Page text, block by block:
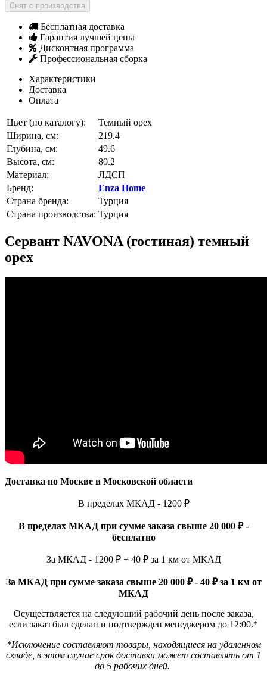
Снят с производства
Бесплатная доставка
Гарантия лучшей цены
Дисконтная программа
Профессиональная сборка
Характеристики
Доставка
Оплата
Цвет (по каталогу):
Темный орех
Ширина, см:
219.4
Глубина, см:
49.6
Высота, см:
80.2
Материал:
ЛДСП
Бренд:
Enza Home
Страна бренда:
Турция
Страна производства: Турция
Сервант NAVONA (гостиная) темный
орех
Доставка по Москве и Московской области
В пределах МКАД - 1200 ₽
В пределах МКАД при сумме заказа свыше 20 000 ₽ -
бесплатно
За МКАД - 1200 ₽ + 40 ₽ за 1 км от МКАД
За МКАД при сумме заказа свыше 20 000 ₽ - 40 ₽ за 1 км от
МКАД
Осуществляется на следующий рабочий день после заказа,
если заказ был сделан и подтвержден менеджером до 12:00.*
*Исключение составляют товары, находящиеся на удаленном
складе, в этом случае срок доставки может составлять от 1
до 5 рабочих дней.